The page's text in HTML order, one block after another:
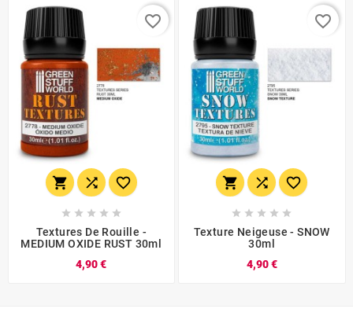
  
    
Textures De Rouille -
MEDIUM OXIDE RUST 30ml
4,90 €
favorite_border
  
    
Texture Neigeuse - SNOW
30ml
4,90 €
favorite_border